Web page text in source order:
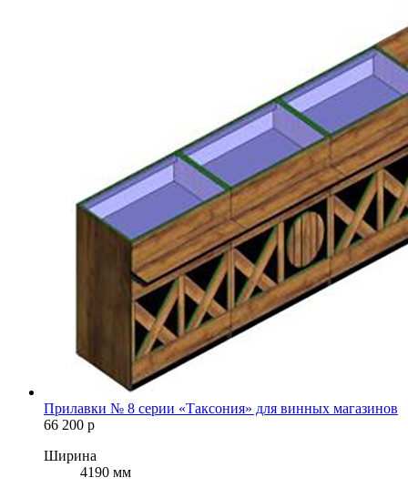
Прилавки № 8 серии «Таксония» для винных магазинов
66 200 р
Ширина
4190 мм